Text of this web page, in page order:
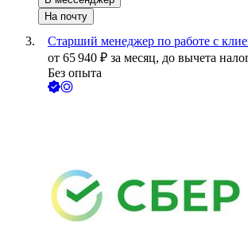
На почту
Старший менеджер по работе с
от 65 940 ₽ за месяц, до вычета
Без опыта